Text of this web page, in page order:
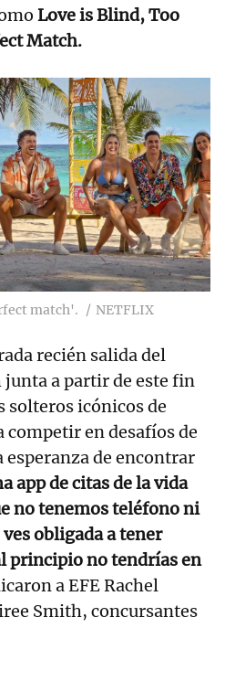
Love is Blind, Too
Match.
match'. NETFLIX
recién salida del
a partir de este fin
solteros icónicos de
competir en desafíos de
de encontrar
app de citas de la vida
no tenemos teléfono ni
obligada a tener
principio no tendrías en
a EFE Rachel
Smith, concursantes